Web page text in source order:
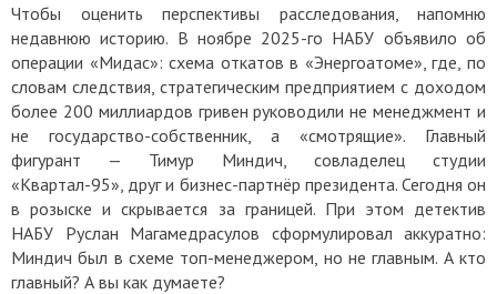
Чтобы оценить перспективы расследования, напомню
недавнюю историю. В ноябре 2025-го НАБУ объявило об
операции «Мидас»: схема откатов в «Энергоатоме», где, по
словам следствия, стратегическим предприятием с доходом
более 200 миллиардов гривен руководили не менеджмент и
не государство-собственник, а «смотрящие». Главный
фигурант — Тимур Миндич, совладелец студии
«Квартал-95», друг и бизнес-партнёр президента. Сегодня он
в розыске и скрывается за границей. При этом детектив
НАБУ Руслан Магамедрасулов сформулировал аккуратно:
Миндич был в схеме топ-менеджером, но не главным. А кто
главный? А вы как думаете?